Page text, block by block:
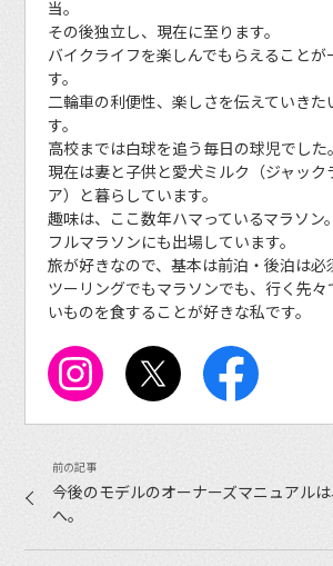
当。
その後独立し、現在に至ります。
バイクライフを楽しんでもらえることが
す。
二輪車の利便性、楽しさを伝えていきた
す。
高校までは白球を追う毎日の球児でした。
現在は妻と子供と愛犬ミルク（ジャック
ア）と暮らしています。
趣味は、ここ数年ハマっているマラソン。
フルマラソンにも出場しています。
旅が好きなので、基本は前泊・後泊は必
ツーリングでもマラソンでも、行く先々
いものを食することが好きな私です。
今後のモデルのオーナーズマニュアル
へ。